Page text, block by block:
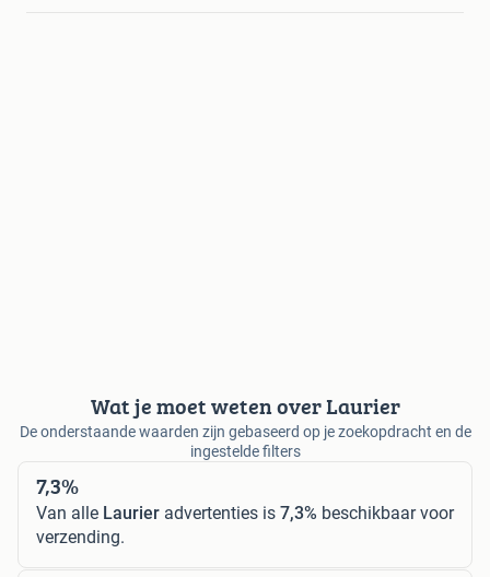
Wat je moet weten over Laurier
De onderstaande waarden zijn gebaseerd op je zoekopdracht en de
ingestelde filters
7,3%
Van alle Laurier advertenties is 7,3% beschikbaar voor
verzending.